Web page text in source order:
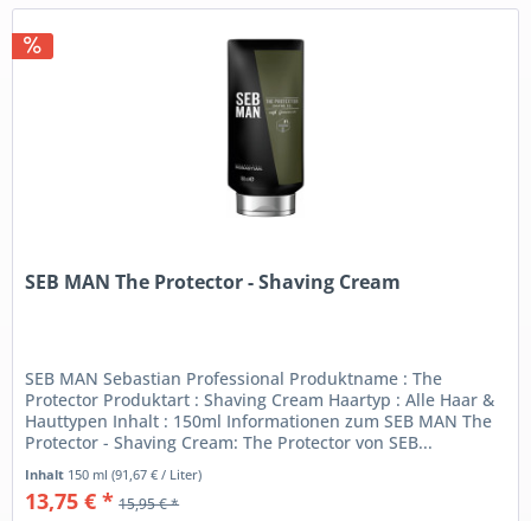
SEB MAN The Protector - Shaving Cream
SEB MAN Sebastian Professional Produktname : The
Protector Produktart : Shaving Cream Haartyp : Alle Haar &
Hauttypen Inhalt : 150ml Informationen zum SEB MAN The
Protector - Shaving Cream: The Protector von SEB...
Inhalt 150 ml(91,67 € / Liter)
13,75 € * 15,95 € *